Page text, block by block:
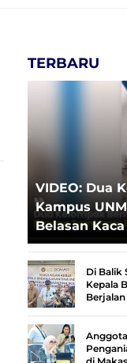
TERBARU
VIDEO: Dua
Kampus
Belasan
Di Balik
Kepala